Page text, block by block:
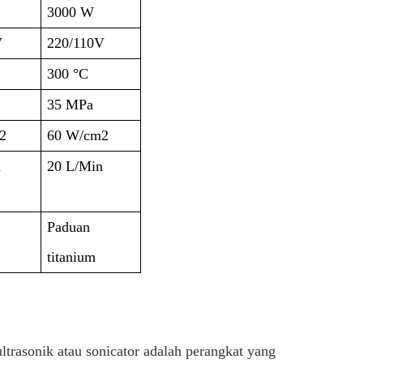
3000 W
220/110V
300 °C
35 MPa
60 W/cm2
20 L/Min
Paduan
titanium
atau sonicator adalah perangkat yang